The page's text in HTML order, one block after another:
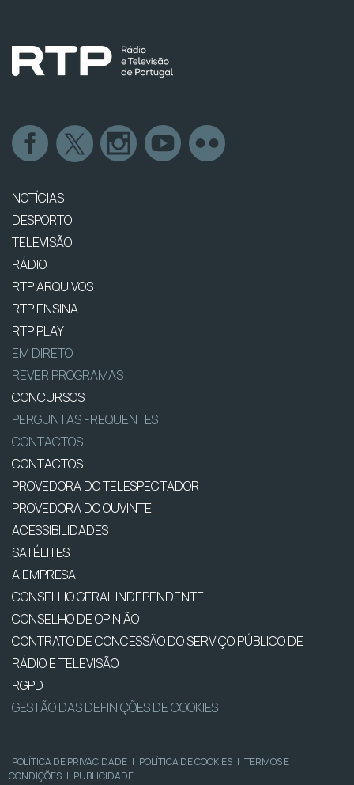
NOTÍCIAS
DESPORTO
TELEVISÃO
RÁDIO
RTP ARQUIVOS
RTP ENSINA
RTP PLAY
EM DIRETO
REVER PROGRAMAS
CONCURSOS
PERGUNTAS FREQUENTES
CONTACTOS
CONTACTOS
PROVEDORA DO TELESPECTADOR
PROVEDORA DO OUVINTE
ACESSIBILIDADES
SATÉLITES
A EMPRESA
CONSELHO GERAL INDEPENDENTE
CONSELHO DE OPINIÃO
CONTRATO DE CONCESSÃO DO SERVIÇO PÚBLICO DE
RÁDIO E TELEVISÃO
RGPD
GESTÃO DAS DEFINIÇÕES DE COOKIES
POLÍTICA DE PRIVACIDADE | POLÍTICA DE COOKIES | TERMOS E
CONDIÇÕES | PUBLICIDADE